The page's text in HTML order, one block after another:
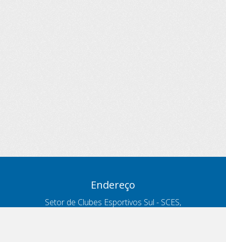
Endereço
Setor de Clubes Esportivos Sul - SCES,